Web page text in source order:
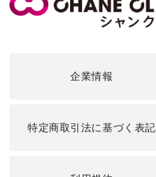
企業情報
特定商取引法に基づく表記